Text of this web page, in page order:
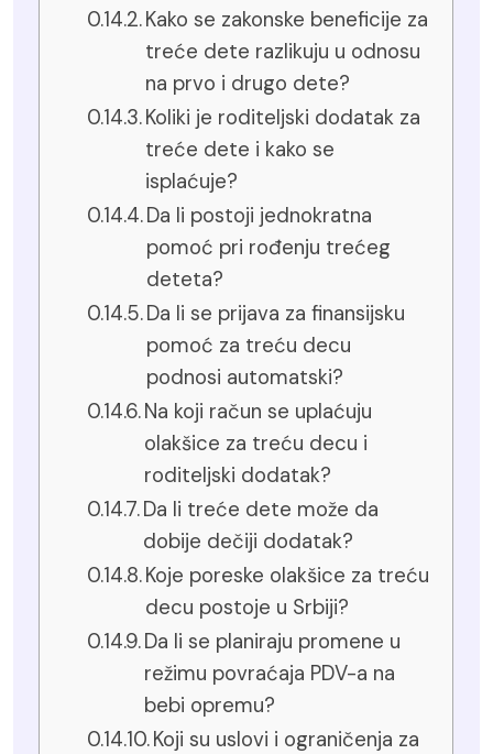
Kako se zakonske beneficije za
treće dete razlikuju u odnosu
na prvo i drugo dete?
Koliki je roditeljski dodatak za
treće dete i kako se
isplaćuje?
Da li postoji jednokratna
pomoć pri rođenju trećeg
deteta?
Da li se prijava za finansijsku
pomoć za treću decu
podnosi automatski?
Na koji račun se uplaćuju
olakšice za treću decu i
roditeljski dodatak?
Da li treće dete može da
dobije dečiji dodatak?
Koje poreske olakšice za treću
decu postoje u Srbiji?
Da li se planiraju promene u
režimu povraćaja PDV-a na
bebi opremu?
Koji su uslovi i ograničenja za